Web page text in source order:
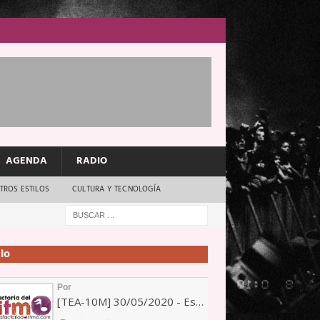
AGENDA RADIO
ESTILOS CULTURA Y TECNOLOGÍA